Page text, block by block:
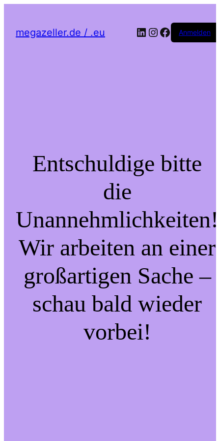
megazeller.de / .eu LinkedIn
Instagram
Facebook
Anmelden
Entschuldige bitte
die
Unannehmlichkeiten!
Wir arbeiten an einer
großartigen Sache –
schau bald wieder
vorbei!